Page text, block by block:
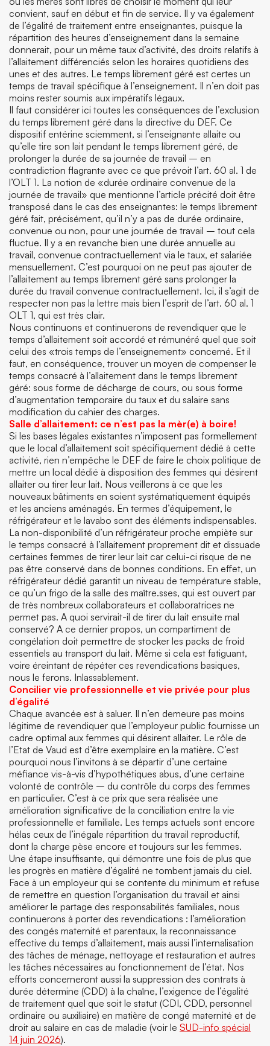
convient, sauf en début et fin de service. Il y va également
de l’égalité de traitement entre enseignantes, puisque la
répartition des heures d’enseignement dans la semaine
donnerait, pour un même taux d’activité, des droits relatifs à
l’allaitement différenciés selon les horaires quotidiens des
unes et des autres. Le temps librement géré est certes un
temps de travail spécifique à l’enseignement. Il n’en doit pas
moins rester soumis aux impératifs légaux.
Il faut considérer ici toutes les conséquences de l’exclusion
du temps librement géré dans la directive du DEF. Ce
dispositif entérine sciemment, si l’enseignante allaite ou
qu’elle tire son lait pendant le temps librement géré, de
prolonger la durée de sa journée de travail – en
contradiction flagrante avec ce que prévoit l’art. 60 al. 1 de
l’OLT 1. La notion de «durée ordinaire convenue de la
journée de travail» que mentionne l’article précité doit être
transposé dans le cas des enseignantes: le temps librement
géré fait, précisément, qu’il n’y a pas de durée ordinaire,
convenue ou non, pour une journée de travail – tout cela
fluctue. Il y a en revanche bien une durée annuelle au
travail, convenue contractuellement via le taux, et salariée
mensuellement. C’est pourquoi on ne peut pas ajouter de
l’allaitement au temps librement géré sans prolonger la
durée du travail convenue contractuellement. Ici, il s’agit de
respecter non pas la lettre mais bien l’esprit de l’art. 60 al. 1
OLT 1, qui est très clair.
Nous continuons et continuerons de revendiquer que le
temps d’allaitement soit accordé et rémunéré quel que soit
celui des «trois temps de l’enseignement» concerné. Et il
faut, en conséquence, trouver un moyen de compenser le
temps consacré à l’allaitement dans le temps librement
géré: sous forme de décharge de cours, ou sous forme
d’augmentation temporaire du taux et du salaire sans
modification du cahier des charges.
Salle d’allaitement: ce n’est pas la mèr(e) à boire!
Si les bases légales existantes n’imposent pas formellement
que le local d’allaitement soit spécifiquement dédié à cette
activité, rien n’empêche le DEF de faire le choix politique de
mettre un local dédié à disposition des femmes qui désirent
allaiter ou tirer leur lait. Nous veillerons à ce que les
nouveaux bâtiments en soient systématiquement équipés
et les anciens aménagés. En termes d’équipement, le
réfrigérateur et le lavabo sont des éléments indispensables.
La non-disponibilité d’un réfrigérateur proche empiète sur
le temps consacré à l’allaitement proprement dit et dissuade
certaines femmes de tirer leur lait car celui-ci risque de ne
pas être conservé dans de bonnes conditions. En effet, un
réfrigérateur dédié garantit un niveau de température stable,
ce qu’un frigo de la salle des maître.sses, qui est ouvert par
de très nombreux collaborateurs et collaboratrices ne
permet pas. A quoi servirait-il de tirer du lait ensuite mal
conservé? A ce dernier propos, un compartiment de
congélation doit permettre de stocker les packs de froid
essentiels au transport du lait. Même si cela est fatiguant,
voire éreintant de répéter ces revendications basiques,
nous le ferons. Inlassablement.
Concilier vie professionnelle et vie privée pour plus
d’égalité
Chaque avancée est à saluer. Il n’en demeure pas moins
légitime de revendiquer que l’employeur public fournisse un
cadre optimal aux femmes qui désirent allaiter. Le rôle de
l’Etat de Vaud est d’être exemplaire en la matière. C’est
pourquoi nous l’invitons à se départir d’une certaine
méfiance vis-à-vis d’hypothétiques abus, d’une certaine
volonté de contrôle – du contrôle du corps des femmes
en particulier. C’est à ce prix que sera réalisée une
amélioration significative de la conciliation entre la vie
professionnelle et familiale. Les temps actuels sont encore
hélas ceux de l’inégale répartition du travail reproductif,
dont la charge pèse encore et toujours sur les femmes.
Une étape insuffisante, qui démontre une fois de plus que
les progrès en matière d’égalité ne tombent jamais du ciel.
Face à un employeur qui se contente du minimum et refuse
de remettre en question l’organisation du travail et ainsi
améliorer le partage des responsabilités familiales, nous
continuerons à porter des revendications : l’amélioration
des congés maternité et parentaux, la reconnaissance
effective du temps d’allaitement, mais aussi l’internalisation
des tâches de ménage, nettoyage et restauration et autres
les tâches nécessaires au fonctionnement de l’état. Nos
efforts concerneront aussi la suppression des contrats à
durée détermine (CDD) à la chaîne, l’exigence de l’égalité
de traitement quel que soit le statut (CDI, CDD, personnel
ordinaire ou auxiliaire) en matière de congé maternité et de
droit au salaire en cas de maladie (voir le SUD-info spécial
14 juin 2026).